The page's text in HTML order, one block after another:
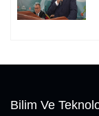
Bilim Ve